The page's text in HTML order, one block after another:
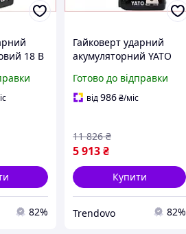
18 В
і
82%
Гайковерт ударний
акумуляторний YATO
роботи в майстерні та
на будівництві
Готово до відправки
від986₴/міс
5 913₴
11 826 ₴
Купити
Trendovo 82%